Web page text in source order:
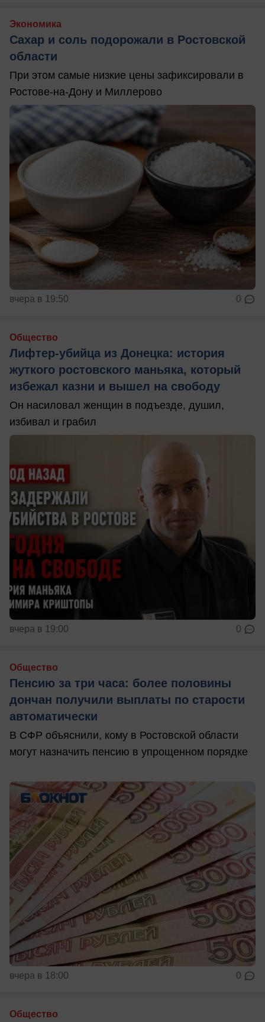
Экономика
Сахар и соль подорожали в Ростовской
области
При этом самые низкие цены зафиксировали в
Ростове-на-Дону и Миллерово
вчера в 19:50 0
Общество
Лифтер-убийца из Донецка: история
жуткого ростовского маньяка, который
избежал казни и вышел на свободу
Он насиловал женщин в подъезде, душил,
избивал и грабил
вчера в 19:00 0
Общество
Пенсию за три часа: более половины
дончан получили выплаты по старости
автоматически
В СФР объяснили, кому в Ростовской области
могут назначить пенсию в упрощенном порядке
вчера в 18:00 0
Общество